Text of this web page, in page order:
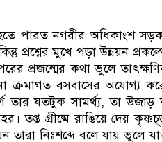
পারত নগরীর অধিকাংশ
প্রশ্নের মুখে পড়া উন্নয়ন
প্রজন্মের কথা ভুলে
ক্রমাগত বসবাসের
তার যতটুক সামর্থ্য, তা উজাড়
তপ্ত গ্রীষ্মে রাঙিয়ে দেয়
তারা নিঃশব্দে বলে যায় ভুলে